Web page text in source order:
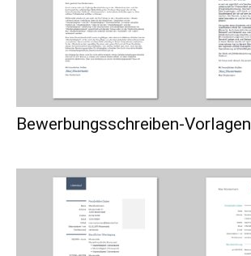
Bewerbungsschreiben-Vorlagen